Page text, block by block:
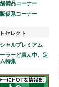
備品コーナー
促系コーナー
セレクト
ャルプレミアム
ラーど真ん中、定
特集